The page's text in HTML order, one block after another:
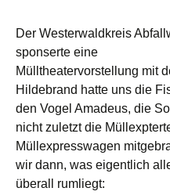
Der Westerwaldkreis
sponserte eine
Mülltheatervorstellung mit
Hildebrand hatte uns die
den Vogel Amadeus, die
nicht zuletzt die
Müllexpresswagen
wir dann, was eigentlich
überall rumliegt: